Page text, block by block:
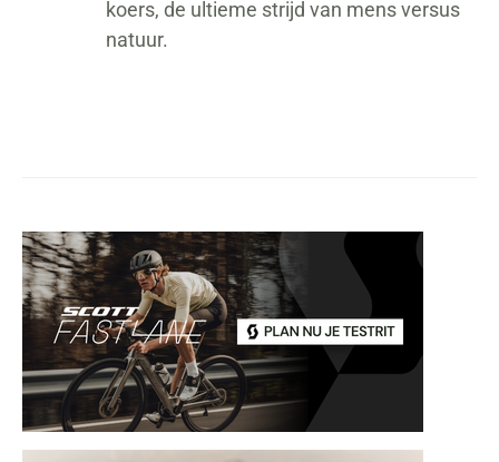
koers, de ultieme strijd van mens versus
natuur.